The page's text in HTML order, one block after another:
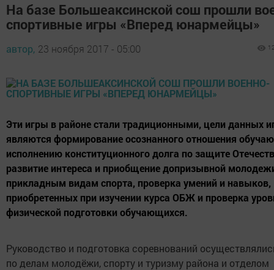
На базе Большеаксинской сош прошли
спортивные игры «Вперед юнармейцы»
автор, 23 ноября 2017 - 05:00
Эти игры в районе стали традиционными, цели данных
являются формирование осознанного отношения
исполнению конституционного долга по защите
развитие интереса и приобщение допризывной
прикладным видам спорта, проверка умений и навыков,
приобретенных при изучении курса ОБЖ и проверка
физической подготовки обучающихся.
Руководство и подготовка соревнований
по делам молодёжи, спорту и туризму района и отделом